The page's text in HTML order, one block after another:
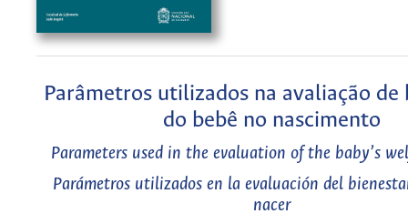
Parâmetros utilizados na avaliação de
do bebê no nascimento
Parameters used in the evaluation of the baby’s
Parámetros utilizados en la evaluación del
nacer